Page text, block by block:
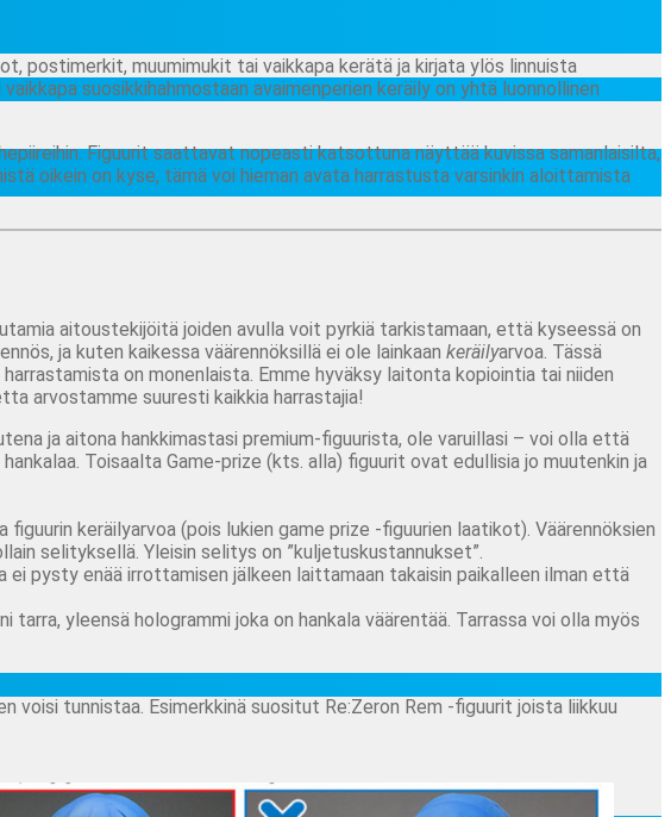
postimerkit, muumimukit tai vaikkapa kerätä ja kirjata ylös linnuista
suosikkihahmostaan avaimenperien keräily on yhtä luonnollinen
Figuurit saattavat nopeasti katsottuna näyttää kuvissa samanlaisilta,
oikein on kyse, tämä voi hieman avata harrastusta varsinkin aloittamista
aitoustekijöitä joiden avulla voit pyrkiä tarkistamaan, että kyseessä on
ja kuten kaikessa väärennöksillä ei ole lainkaan keräilyarvoa. Tässä
on monenlaista. Emme hyväksy laitonta kopiointia tai niiden
arvostamme suuresti kaikkia harrastajia!
ja aitona hankkimastasi premium-figuurista, ole varuillasi – voi olla että
Toisaalta Game-prize (kts. alla) figuurit ovat edullisia jo muutenkin ja
keräilyarvoa (pois lukien game prize -figuurien laatikot). Väärennöksien
selityksellä. Yleisin selitys on ”kuljetuskustannukset”.
pysty enää irrottamisen jälkeen laittamaan takaisin paikalleen ilman että
yleensä hologrammi joka on hankala väärentää. Tarrassa voi olla myös
voisi tunnistaa. Esimerkkinä suositut Re:Zeron Rem -figuurit joista liikkuu